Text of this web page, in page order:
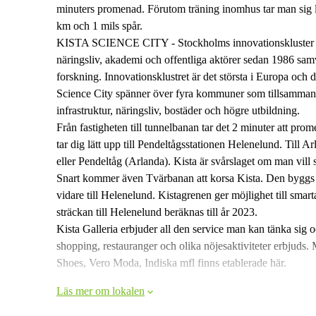
minuters promenad. Förutom träning inomhus tar man
km och 1 mils spår.
KISTA SCIENCE CITY - Stockholms
näringsliv, akademi och offentliga aktörer sedan 1986
forskning. Innovationsklustret är det största i Europa och
Science City spänner över fyra kommuner som
infrastruktur, näringsliv, bostäder och högre utbildning.
Från fastigheten till tunnelbanan tar det 2 minuter att
tar dig lätt upp till Pendeltågsstationen Helenelund. Till
eller Pendeltåg (Arlanda). Kista är svårslaget om man vill
Snart kommer även Tvärbanan att korsa Kista. Den
vidare till Helenelund. Kistagrenen ger möjlighet till
sträckan till Helenelund beräknas till år 2023.
Kista Galleria erbjuder all den service man kan tänka sig
shopping, restauranger och olika nöjesaktiviteter
Shoes, Vero Moda, Indiska mfl finns etablerade här.
Läs mer om lokalen